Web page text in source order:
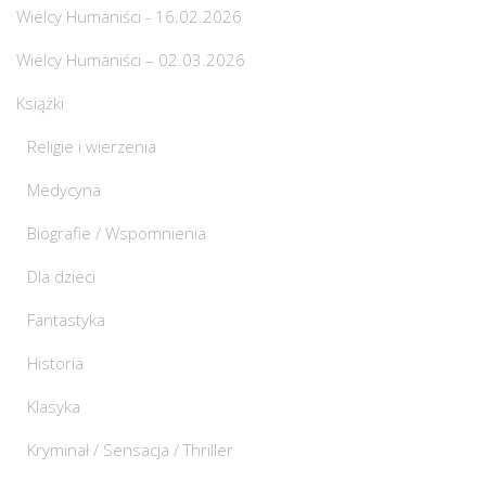
Wielcy Humaniści - 16.02.2026
Wielcy Humaniści – 02.03.2026
Książki
Religie i wierzenia
Medycyna
Biografie / Wspomnienia
Dla dzieci
Fantastyka
Historia
Klasyka
Kryminał / Sensacja / Thriller